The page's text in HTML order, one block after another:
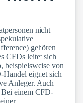
nicht
gehören
CFDs leitet sich
beispielsweise von
eignet sich
Anleger. Auch
einem CFD-